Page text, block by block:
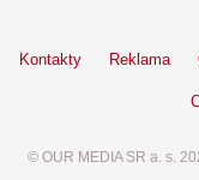
Kontakty Reklama
© OUR MEDIA SR a. s.